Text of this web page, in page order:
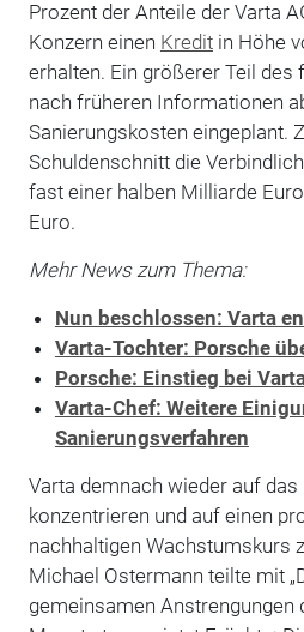
Prozent der Anteile der Varta
Konzern einen Kreditin Höhe
erhalten. Ein größerer Teil des
nach früheren Informationen
Sanierungskosten eingeplant.
Schuldenschnitt die
fast einer halben Milliarde
Euro.
Mehr News zum Thema:
Nun beschlossen: Varta
Varta-Tochter: Porsche
Porsche: Einstieg bei
Varta-Chef: Weitere
Sanierungsverfahren
Varta demnach wieder auf
konzentrieren und auf einen
nachhaltigen Wachstumskurs
Michael Ostermann teilte mit
gemeinsamen Anstrengungen